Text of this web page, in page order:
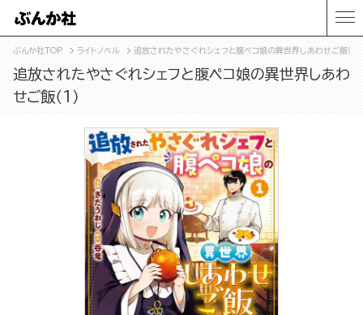
ぶんか社TOP ライトノベル 追放されたやさぐれシェフと腹ペコ娘の異世界しあわせご飯（1）
追放されたやさぐれシェフと腹ペコ娘の異世界しあわ
せご飯（1）